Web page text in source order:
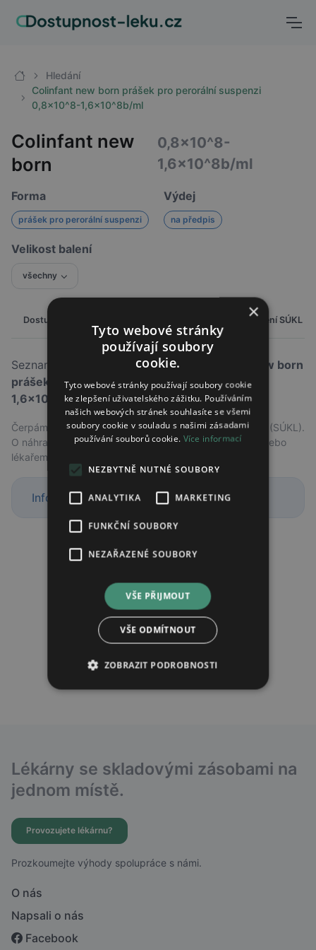
Hledání
Colinfant new born prášek pro perorální suspenzi
0,8x10^8-1,6x10^8b/ml
Colinfant new
born
0,8x10^8-
1,6x10^8b/ml
Forma
prášek pro perorální suspenzi
Výdej
na předpis
Velikost balení
všechny
Dostupnost Hlášení SÚKL
Seznam léčiv, kterými lze nahradit
Colinfant new born
prášek pro perorální suspenzi 0,8x10^8-
1,6x10^8b/ml.
Čerpáme z databáze Státního ústavu pro kontrolu léčiv (SÚKL).
O náhradě vašeho léku se vždy poraďte s lékárníkem, nebo
lékařem, který vám lék předepsal
Informace o alternativách nejsou k dispozici
Lékárny se skladovými zásobami na
jednom místě.
Provozujete lékárnu?
Prozkoumejte výhody spolupráce s námi.
O nás
Napsali o nás
Facebook
×
Tyto webové stránky
používají soubory
cookie.
Tyto webové stránky používají soubory cookie
ke zlepšení uživatelského zážitku. Používáním
našich webových stránek souhlasíte se všemi
soubory cookie v souladu s našimi zásadami
používání souborů cookie. Více informací
NEZBYTNĚ NUTNÉ SOUBORY
ANALYTIKA MARKETING
FUNKČNÍ SOUBORY
NEZAŘAZENÉ SOUBORY
VŠE PŘIJMOUT
VŠE ODMÍTNOUT
ZOBRAZIT PODROBNOSTI